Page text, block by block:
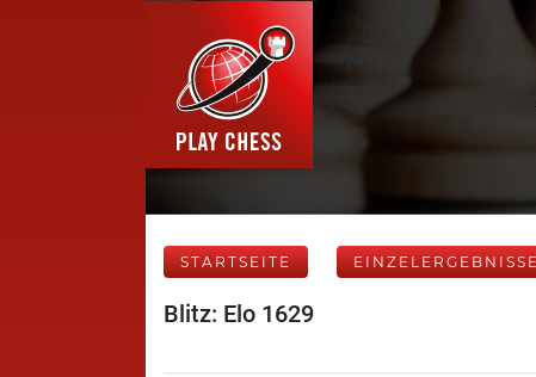
STARTSEITE
Blitz: Elo 1629